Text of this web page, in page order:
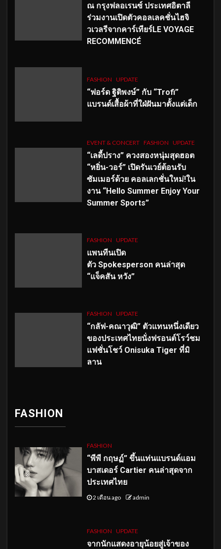
ณ กรุงฟลอเรนซ์ ประเทศอิตาลี
ร่วมงานเปิดตัวคอลเลคชั่นไฮจิ
วเวลรีจากคาร์เทียร์LE VOYAGE
RECOMMENCÉ
FASHION UPDATE
“ฟอร์ด ฐิติพงษ์” กับ “Trofi”
แบรนด์เสื้อผ้าที่ใฝ่ฝันมาตั้งแต่เด็ก
EVENT & CONCERT FASHION UPDATE
“เลดี้ปราง” ควงสองหนุ่มสุดฮอต
“หยิ่น-วอร์” เปิดรันเวย์ต้อนรับ
ซัมเมอร์ด้วย คอลเลกชั่นใหม่!ใน
งาน “Hello Summer Enjoy Your
Summer Sports”
FASHION UPDATE
แพนทีนเปิด
ตัว Spokesperson คนล่าสุด
“แจ็คสัน หวัง”
FASHION UPDATE
“กลัฟ-คณาวุฒิ” ตัวแทนหนึ่งเดียว
ของประเทศไทยนั่งฟรอนต์โรว์ชม
แฟชั่นโชว์ Onisuka Tiger ที่มิ
ลาน
FASHION
FASHION
“พีพี กฤษฏ์” ขึ้นแท่นแบรนด์แอม
บาสเดอร์ Cartier คนล่าสุดจาก
ประเทศไทย
2 เดือน ago admin
FASHION UPDATE
จากนักแสดงอายุน้อยสู่เจ้าของ